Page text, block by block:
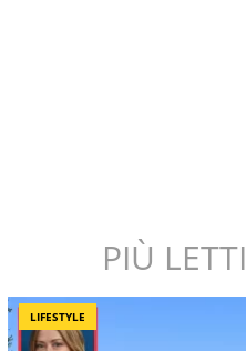
PIÙ LETTI
LIFESTYLE